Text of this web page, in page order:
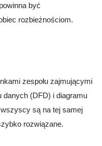
być
rozbieżnościom.
zespołu zajmującymi
danych (DFD) i diagramu
są na tej samej
rozwiązane.